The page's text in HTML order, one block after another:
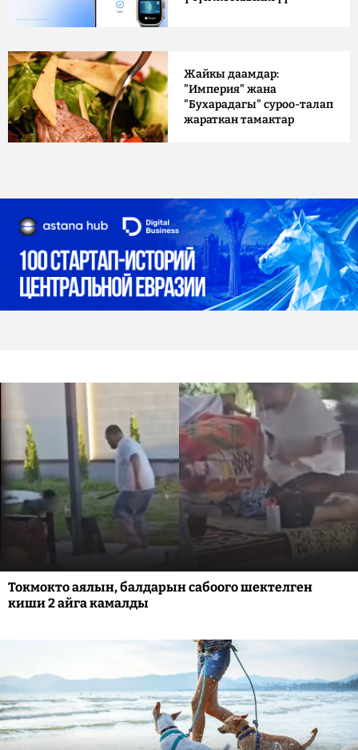
Жайкы даамдар:
"Империя" жана
"Бухарадагы" суроо-талап
жараткан тамактар
Токмокто аялын, балдарын сабоого шектелген
киши 2 айга камалды